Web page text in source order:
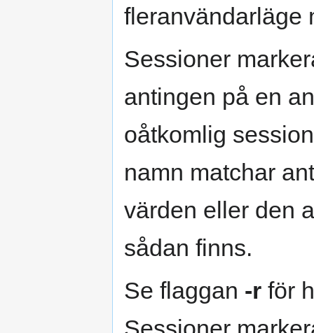
fleranvändarläge
Sessioner
antingen på en
oåtkomlig
namn matchar
värden eller den
sådan finns.
Se flaggan -r för